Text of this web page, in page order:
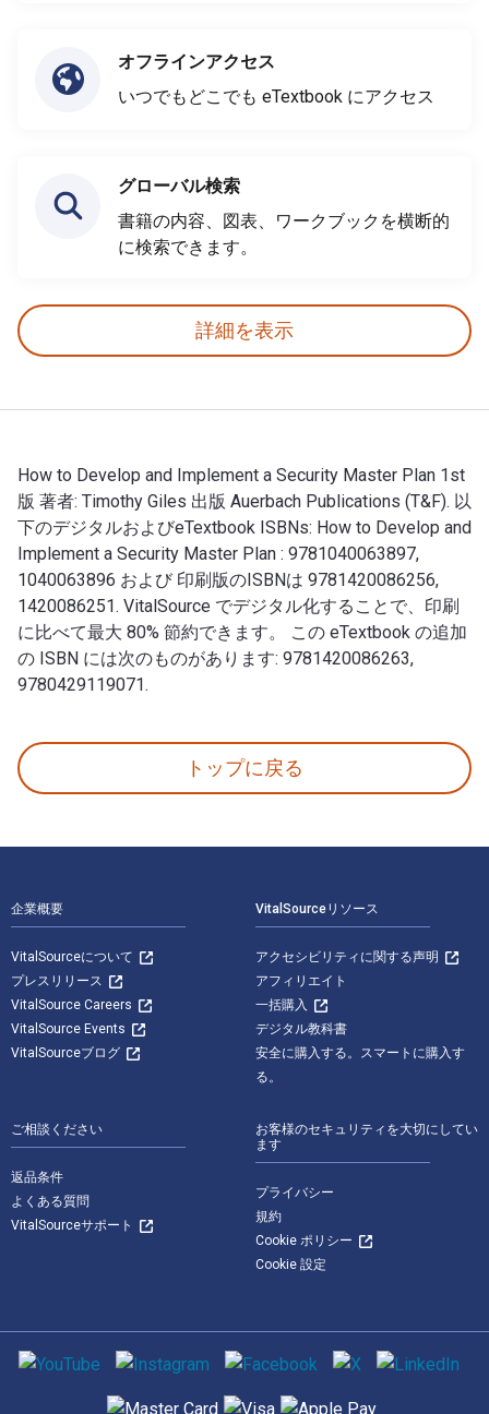
オフラインアクセス
いつでもどこでも eTextbook にアクセス
グローバル検索
書籍の内容、図表、ワークブックを横断的
に検索できます。
詳細を表示
How to Develop and Implement a Security Master Plan 1st
版 著者: Timothy Giles 出版 Auerbach Publications (T&F). 以
下のデジタルおよびeTextbook ISBNs: How to Develop and
Implement a Security Master Plan : 9781040063897,
1040063896 および 印刷版のISBNは 9781420086256,
1420086251. VitalSource でデジタル化することで、印刷
に比べて最大 80% 節約できます。 この eTextbook の追加
の ISBN には次のものがあります: 9781420086263,
9780429119071.
トップに戻る
企業概要
VitalSourceについて
プレスリリース
VitalSource Careers
VitalSource Events
VitalSourceブログ
VitalSourceリソース
アクセシビリティに関する声明
アフィリエイト
一括購入
デジタル教科書
安全に購入する。スマートに購入す
る。
ご相談ください
返品条件
よくある質問
VitalSourceサポート
お客様のセキュリティを大切にしてい
ます
プライバシー
規約
Cookie ポリシー
Cookie 設定
ソーシャルメディア
サポートされている支払い方法